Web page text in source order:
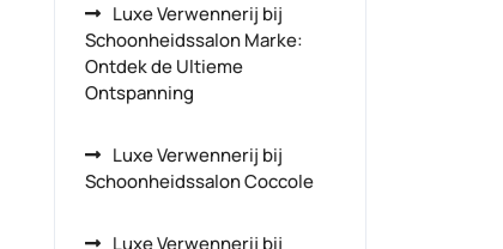
Luxe Verwennerij bij
Schoonheidssalon Marke:
Ontdek de Ultieme
Ontspanning
Luxe Verwennerij bij
Schoonheidssalon Coccole
Luxe Verwennerij bij